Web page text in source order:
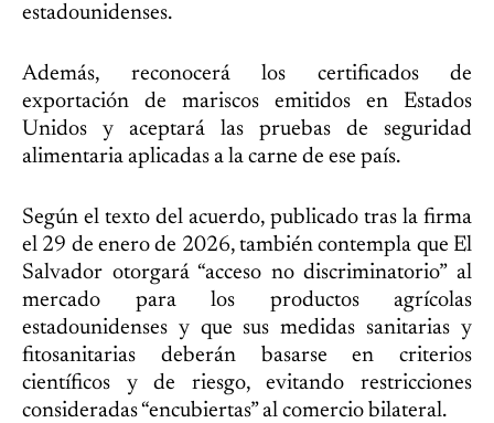
estadounidenses.
Además, reconocerá los certificados de
exportación de mariscos emitidos en Estados
Unidos y aceptará las pruebas de seguridad
alimentaria aplicadas a la carne de ese país.
Según el texto del acuerdo, publicado tras la firma
el 29 de enero de 2026, también contempla que El
Salvador otorgará “acceso no discriminatorio” al
mercado para los productos agrícolas
estadounidenses y que sus medidas sanitarias y
fitosanitarias deberán basarse en criterios
científicos y de riesgo, evitando restricciones
consideradas “encubiertas” al comercio bilateral.